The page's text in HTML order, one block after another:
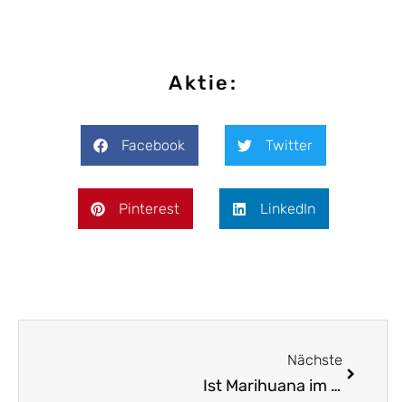
Aktie:
Facebook Twitter
Pinterest LinkedIn
Nächste
Ist Marihuana im Jahr 2023 in Jamaika legal?